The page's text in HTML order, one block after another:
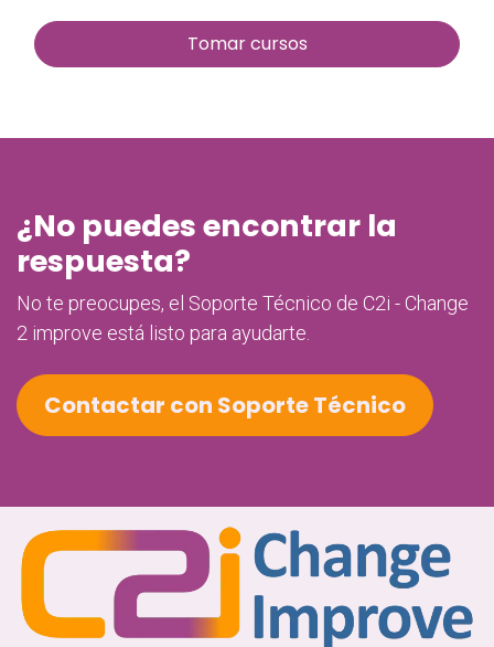
Tomar cursos
¿No puedes encontrar la
respuesta?
No te preocupes, el Soporte Técnico de C2i - Change
2 improve está listo para ayudarte.
Contactar con Soporte Técnico